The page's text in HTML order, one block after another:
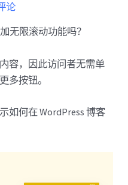
论
无限滚动功能吗？
容，因此访问者无需单
多按钮。
如何在 WordPress 博客